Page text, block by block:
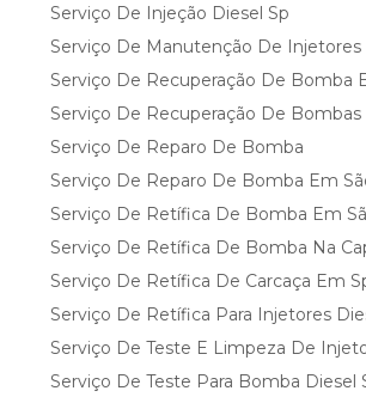
Serviço De Injeção Diesel Sp
Serviço De Manutenção De Injetores
Serviço De Recuperação De Bomba
Serviço De Recuperação De Bombas
Serviço De Reparo De Bomba
Serviço De Reparo De Bomba Em
Serviço De Retífica De Bomba Em
Serviço De Retífica De Bomba Na
Serviço De Retífica De Carcaça Em
Serviço De Retífica Para Injetores
Serviço De Teste E Limpeza De
Serviço De Teste Para Bomba Diesel